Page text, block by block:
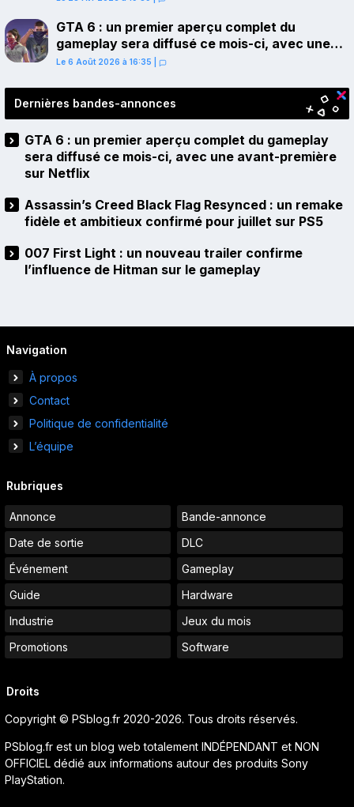
GTA 6 : un premier aperçu complet du
gameplay sera diffusé ce mois-ci, avec une
avant-première sur Netflix
Le 6 Août 2026 à 16:35
Dernières bandes-annonces
GTA 6 : un premier aperçu complet du gameplay
sera diffusé ce mois-ci, avec une avant-première
sur Netflix
Assassin’s Creed Black Flag Resynced : un remake
fidèle et ambitieux confirmé pour juillet sur PS5
007 First Light : un nouveau trailer confirme
l’influence de Hitman sur le gameplay
Navigation
À propos
Contact
Politique de confidentialité
L’équipe
Rubriques
Annonce
Bande-annonce
Date de sortie
DLC
Événement
Gameplay
Guide
Hardware
Industrie
Jeux du mois
Promotions
Software
Droits
Copyright © PSblog.fr 2020-2026. Tous droits réservés.
PSblog.fr est un blog web totalement INDÉPENDANT et NON
OFFICIEL dédié aux informations autour des produits Sony
PlayStation.